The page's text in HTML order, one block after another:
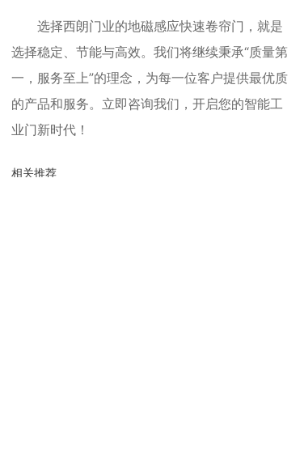
选择西朗门业的地磁感应快速卷帘门，就是
选择稳定、节能与高效。我们将继续秉承“质量第
一，服务至上”的理念，为每一位客户提供最优质
的产品和服务。立即咨询我们，开启您的智能工
业门新时代！
相关推荐